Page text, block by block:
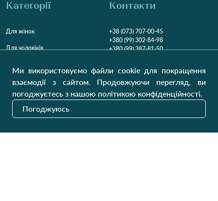
Категорії
Для жінок
Для чоловіків
Домашній текстиль
Контакти
+38 (073) 707-00-45
+380 (99) 302-84-98
+380 (99) 387-81-50
Пн-Пт9:00 - 16:00
НДВихідний
Наші оновлення
Ми використовуємо файли cookie для покращення
взаємодії з сайтом. Продовжуючи перегляд, ви
погоджуєтесь з нашою політикою конфіденційності.
Погоджуюсь